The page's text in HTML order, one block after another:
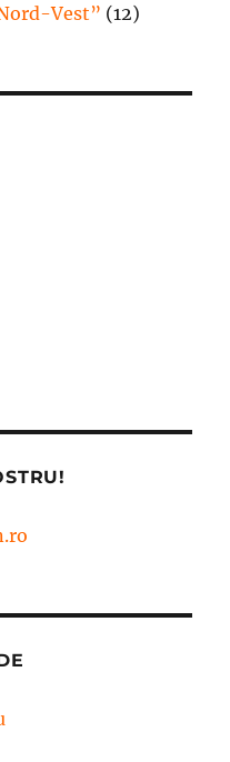
Vest” (12)